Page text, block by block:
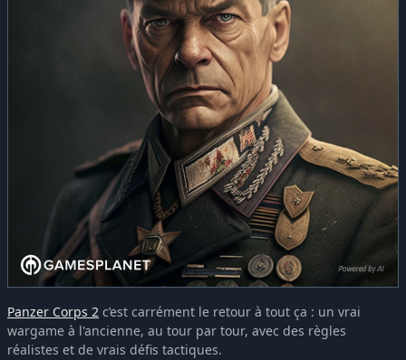
Panzer Corps 2 c’est carrément le retour à tout ça : un vrai
wargame à l'ancienne, au tour par tour, avec des règles
réalistes et de vrais défis tactiques.